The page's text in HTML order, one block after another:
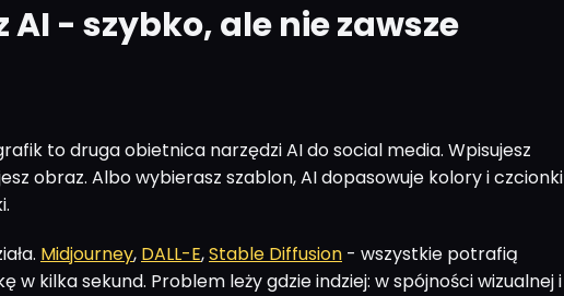
AI - szybko, ale nie zawsze
to druga obietnica narzędzi AI do social media. Wpisujesz
obraz. Albo wybierasz szablon, AI dopasowuje kolory i czcionki
Midjourney, DALL-E,Stable Diffusion - wszystkie potrafią
w kilka sekund. Problem leży gdzie indziej: w spójności wizualnej i